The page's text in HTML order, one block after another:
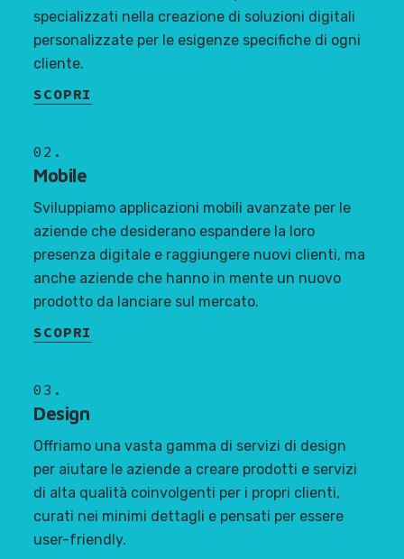
specializzati nella creazione di soluzioni digitali
personalizzate per le esigenze specifiche di ogni
cliente.
SCOPRI
02.
Mobile
Sviluppiamo applicazioni mobili avanzate per le
aziende che desiderano espandere la loro
presenza digitale e raggiungere nuovi clienti, ma
anche aziende che hanno in mente un nuovo
prodotto da lanciare sul mercato.
SCOPRI
03.
Design
Offriamo una vasta gamma di servizi di design
per aiutare le aziende a creare prodotti e servizi
di alta qualità coinvolgenti per i propri clienti,
curati nei minimi dettagli e pensati per essere
user-friendly.